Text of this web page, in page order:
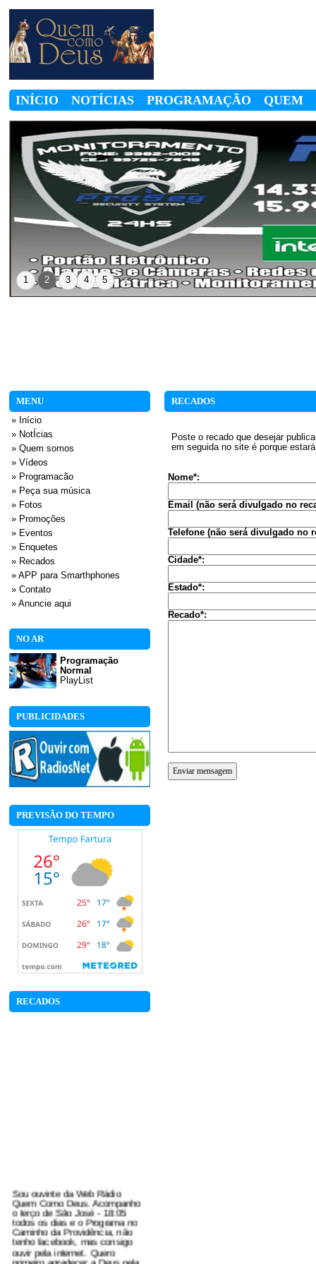
INÍCIO NOTÍCIAS PROGRAMAÇÃO
QUEM
SOMOS
1 2 3 4 5
MENU
» Início
» NotÍcias
» Quem somos
» Vídeos
» Programacão
» Peça sua música
» Fotos
» Promoções
» Eventos
» Enquetes
» Recados
» APP para Smarthphones
» Contato
» Anuncie aqui
NO AR
Programação
Normal
PlayList
PUBLICIDADES
PREVISÃO DO TEMPO
RECADOS
Quem Como Deus. Acompanho
o terço de São José - 18:05
todos os dias e o Programa no
Caminho da Providência, não
tenho facebook, mas consigo
ouvir pela internet. Quero
primeiro agradecer a Deus pela
RECADOS
Poste o recado que desejar
em seguida no site é porque
Nome*:
Email (não será divulgado no
Telefone (não será divulgado no
Cidade*:
Estado*:
Recado*: